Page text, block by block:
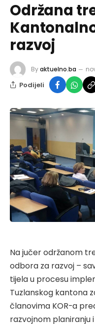
Održana
razvoj
Byaktuelno.ba
Podijeli
Na jučer održanom
odbora za razvoj –
tijela u procesu
Tuzlanskog kantona
članovima KOR-a
razvojnom planiranju